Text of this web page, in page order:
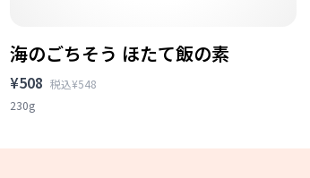
海のごちそう ほたて飯の素
¥508 税込¥548
230g